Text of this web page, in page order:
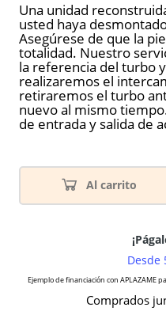
Una unidad
usted haya
Asegúrese de que la
totalidad. Nuestro
la referencia del turbo
realizaremos el
retiraremos el turbo
nuevo al mismo
de entrada y salida de
Al carrito
Comprados